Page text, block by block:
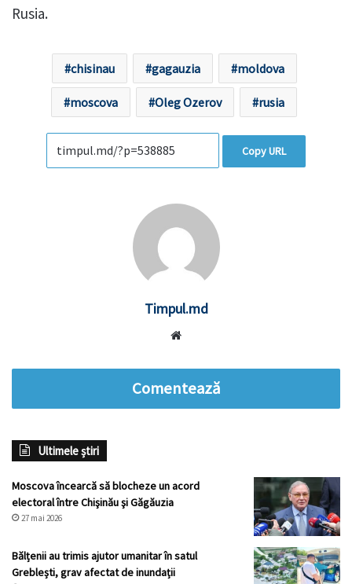
Rusia.
chisinau gagauzia moldova
moscova Oleg Ozerov rusia
Copy URL
Timpul.md
Comentează
Ultimele știri
Moscova încearcă să blocheze un acord
electoral între Chişinău şi Găgăuzia
27 mai 2026
Bălțenii au trimis ajutor umanitar în satul
Greblești, grav afectat de inundații